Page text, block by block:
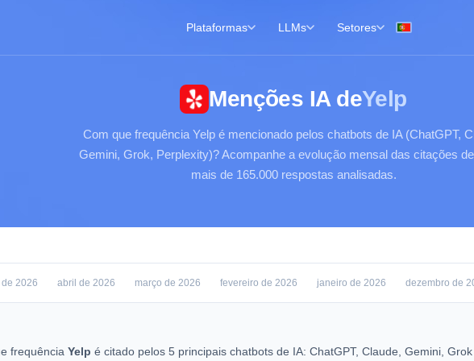
Plataformas LLMs Setores
Menções IA deYelp
Com que frequência Yelp é mencionado pelos chatbots de IA (ChatGPT,
Gemini, Grok, Perplexity)? Acompanhe a evolução mensal das citações
mais de 165.000 respostas analisadas.
2026 abril de 2026 março de 2026 fevereiro de 2026 janeiro de 2026 dezembro de
frequência Yelp é citado pelos 5 principais chatbots de IA: ChatGPT, Claude, Gemini, Grok